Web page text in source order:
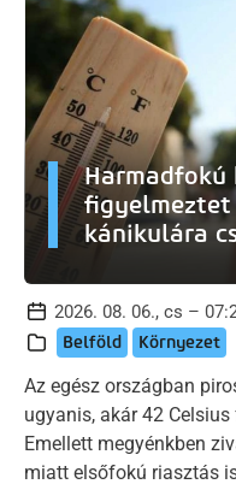
Harmadfokú
kánikulára
2026. 08. 06., cs –
Belföld Környezet
Az egész országban
ugyanis, akár 42
Emellett megyénkben
miatt elsőfokú riasztás